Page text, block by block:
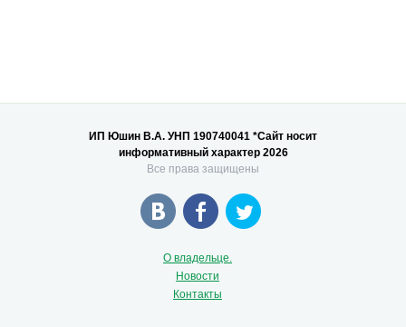
ИП Юшин В.А. УНП 190740041 *Сайт носит
информативный характер 2026
Все права защищены
О владельце.
Новости
Контакты